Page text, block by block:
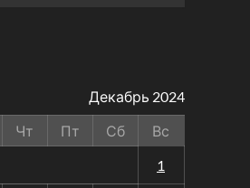
Декабрь 2024
Чт Пт Сб
Вс
1